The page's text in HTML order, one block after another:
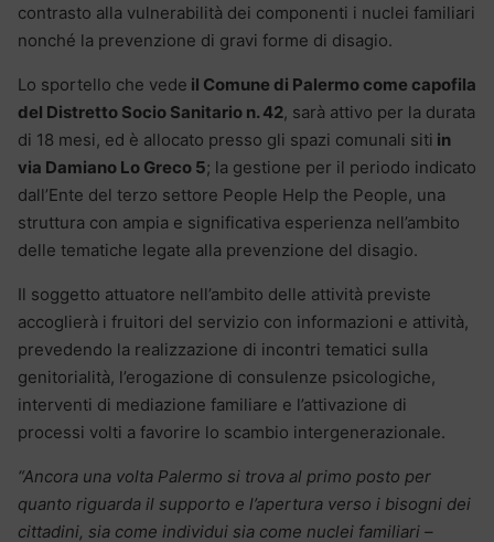
contrasto alla vulnerabilità dei componenti i nuclei familiari
nonché la prevenzione di gravi forme di disagio.
Lo sportello che vede il Comune di Palermo come capofila
del Distretto Socio Sanitario n. 42, sarà attivo per la durata
di 18 mesi, ed è allocato presso gli spazi comunali siti in
via Damiano Lo Greco 5; la gestione per il periodo indicato
dall’Ente del terzo settore People Help the People, una
struttura con ampia e significativa esperienza nell’ambito
delle tematiche legate alla prevenzione del disagio.
Il soggetto attuatore nell’ambito delle attività previste
accoglierà i fruitori del servizio con informazioni e attività,
prevedendo la realizzazione di incontri tematici sulla
genitorialità, l’erogazione di consulenze psicologiche,
interventi di mediazione familiare e l’attivazione di
processi volti a favorire lo scambio intergenerazionale.
“Ancora una volta Palermo si trova al primo posto per
quanto riguarda il supporto e l’apertura verso i bisogni dei
cittadini, sia come individui sia come nuclei familiari –